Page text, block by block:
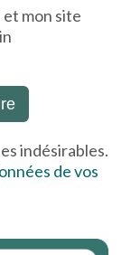
mon site
indésirables.
de vos